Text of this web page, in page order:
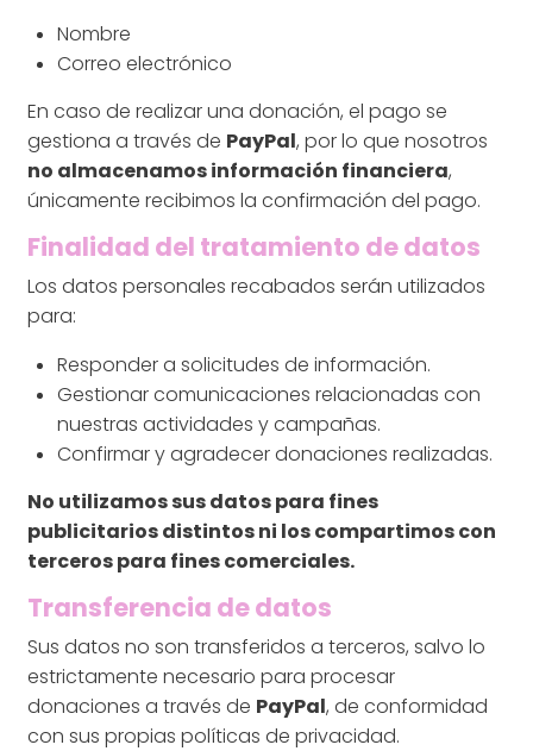
Nombre
Correo electrónico
En caso de realizar una donación, el pago se
gestiona a través de PayPal, por lo que nosotros
no almacenamos información financiera,
únicamente recibimos la confirmación del pago.
Finalidad del tratamiento de datos
Los datos personales recabados serán utilizados
para:
Responder a solicitudes de información.
Gestionar comunicaciones relacionadas con
nuestras actividades y campañas.
Confirmar y agradecer donaciones realizadas.
No utilizamos sus datos para fines
publicitarios distintos ni los compartimos con
terceros para fines comerciales.
Transferencia de datos
Sus datos no son transferidos a terceros, salvo lo
estrictamente necesario para procesar
donaciones a través de PayPal, de conformidad
con sus propias políticas de privacidad.